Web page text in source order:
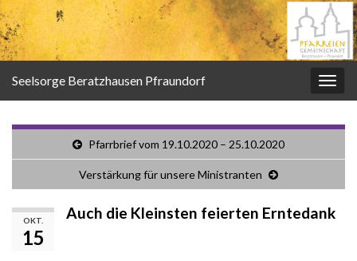
Seelsorge Beratzhausen Pfraundorf
Pfarrbrief vom 19.10.2020 – 25.10.2020
Verstärkung für unsere Ministranten
OKT.
15
Auch die Kleinsten feierten Erntedank